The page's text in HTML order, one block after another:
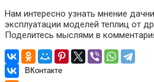
Нам интересно узнать мнение
эксплуатации моделей теплиц от
Поделитесь мыслями в
ВКонтакте